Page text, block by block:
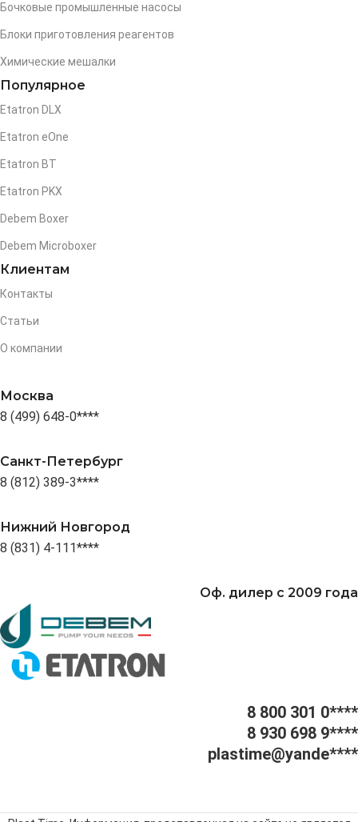
Бочковые промышленные насосы
Блоки приготовления реагентов
Химические мешалки
Популярное
Etatron DLX
Etatron eOne
Etatron BT
Etatron PKX
Debem Boxer
Debem Microboxer
Клиентам
Контакты
Статьи
О компании
Москва
8 (499) 648-0****
Санкт-Петербург
8 (812) 389-3****
Нижний Новгород
8 (831) 4-111****
Оф. дилер с 2009 года
8 800 301 0****
8 930 698 9****
plastime@yande****